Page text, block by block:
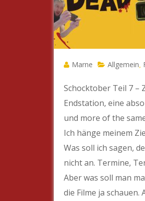
Marne Allgemein
Schocktober Teil 7 –
Endstation, eine
und more of the
Ich hänge meinem
Was soll ich sagen,
nicht an. Termine,
Aber was soll man
die Filme ja schauen.